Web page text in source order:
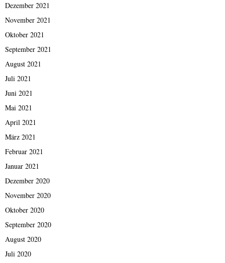
Dezember 2021
November 2021
Oktober 2021
September 2021
August 2021
Juli 2021
Juni 2021
Mai 2021
April 2021
März 2021
Februar 2021
Januar 2021
Dezember 2020
November 2020
Oktober 2020
September 2020
August 2020
Juli 2020